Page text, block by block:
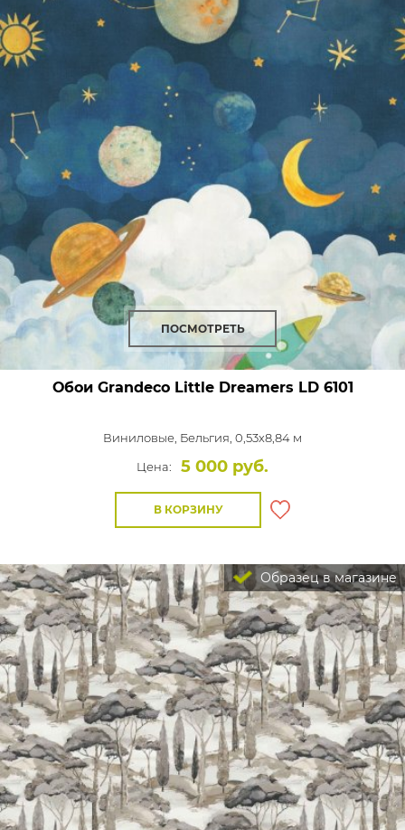
ПОСМОТРЕТЬ
Обои Grandeco Little Dreamers LD 6101
Виниловые, Бельгия, 0,53x8,84 м
Цена:
5 000 руб.
В КОРЗИНУ
Образец в магазине